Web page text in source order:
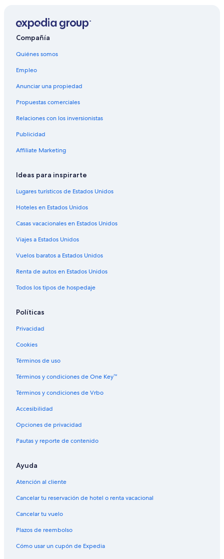
Compañía
Quiénes somos
Empleo
Anunciar una propiedad
Propuestas comerciales
Relaciones con los inversionistas
Publicidad
Affiliate Marketing
Ideas para inspirarte
Lugares turísticos de Estados Unidos
Hoteles en Estados Unidos
Casas vacacionales en Estados Unidos
Viajes a Estados Unidos
Vuelos baratos a Estados Unidos
Renta de autos en Estados Unidos
Todos los tipos de hospedaje
Políticas
Privacidad
Cookies
Términos de uso
Términos y condiciones de One Key™
Términos y condiciones de Vrbo
Accesibilidad
Opciones de privacidad
Pautas y reporte de contenido
Ayuda
Atención al cliente
Cancelar tu reservación de hotel o renta vacacional
Cancelar tu vuelo
Plazos de reembolso
Cómo usar un cupón de Expedia